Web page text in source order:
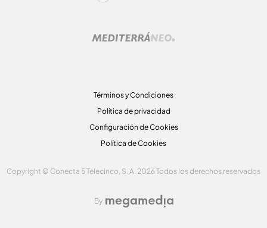
Términos y Condiciones
Política de privacidad
Configuración de Cookies
Política de Cookies
Copyright © Conecta 5 Telecinco, S. A. 2026 Todos los derechos reservados
By